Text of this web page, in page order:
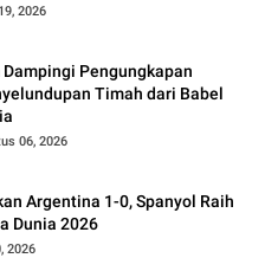
2026
Pengungkapan
Timah dari Babel
06, 2026
Argentina 1-0, Spanyol Raih
Dunia 2026
2026